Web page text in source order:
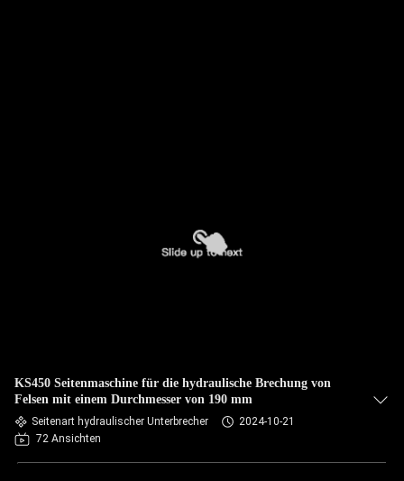
KS450 Seitenmaschine für die hydraulische Brechung von
Felsen mit einem Durchmesser von 190 mm
Seitenart hydraulischer Unterbrecher
2024-10-21
72 Ansichten